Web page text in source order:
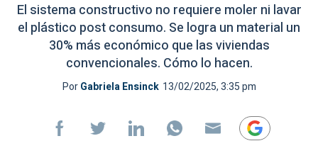
El sistema constructivo no requiere moler ni lavar
el plástico post consumo. Se logra un material un
30% más económico que las viviendas
convencionales. Cómo lo hacen.
PorGabriela Ensinck 13/02/2025, 3:35 pm